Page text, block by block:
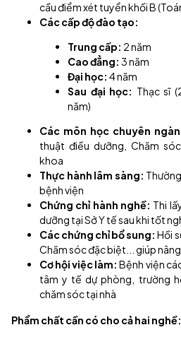
cầu điểm xét tuyển khối B
Các cấp độ đào tạo:
Trung cấp: 2 năm
Cao đẳng: 3 năm
Đại học: 4 năm
Sau đại học: Thạc sĩ
năm)
Các môn học chuyên
thuật điều dưỡng, Chăm
khoa
Thực hành lâm sàng:
bệnh viện
Chứng chỉ hành nghề: Thi
dưỡng tại Sở Y tế sau khi tốt
Các chứng chỉ bổ sung:Hồi
Chăm sóc đặc biệt... giúp
Cơ hội việc làm: Bệnh viện
tâm y tế dự phòng, trường
chăm sóc tại nhà
Phẩm chất cần có cho cả hai nghề: